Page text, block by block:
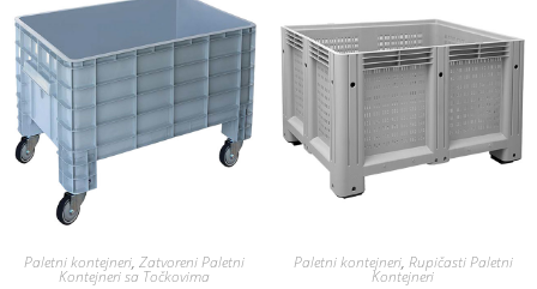
Paletni kontejneri, Zatvoreni Paletni
Kontejneri sa Točkovima
Paletni kontejneri, Rupičasti Paletni
Kontejneri